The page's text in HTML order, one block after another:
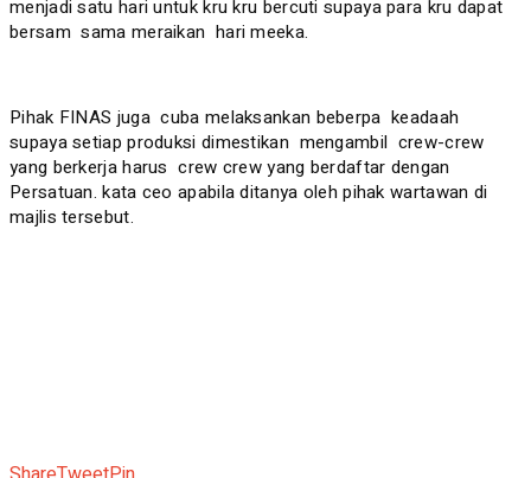
menjadi satu hari untuk kru kru bercuti supaya para kru dapat
bersam sama meraikan hari meeka.
Pihak FINAS juga cuba melaksankan beberpa keadaah
supaya setiap produksi dimestikan mengambil crew-crew
yang berkerja harus crew crew yang berdaftar dengan
Persatuan. kata ceo apabila ditanya oleh pihak wartawan di
majlis tersebut.